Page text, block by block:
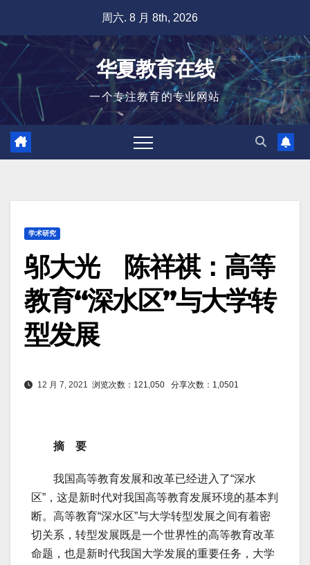
容
周六. 8 月 8th, 2026
华夏教育在线
一个专注教育的专业网站
学术研究
邬大光 陈祥祺：高等
教育“深水区”与大学转
型发展
12 月 7, 2021 浏览次数：121,050 分享次数：1,0501
摘 要
我国高等教育发展和改革已经进入了“深水
区”，这是新时代对我国高等教育发展环境的基本判
断。高等教育“深水区”与大学转型发展之间有着密
切关系，转型发展既是一个世界性的高等教育改革
命题，也是新时代我国大学发展的重要任务，大学